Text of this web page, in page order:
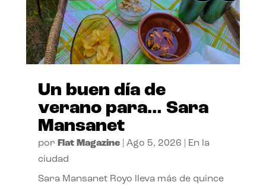
Un buen día de
verano para… Sara
Mansanet
por Flat Magazine| Ago 5, 2026
En la
ciudad
Sara Mansanet Royo lleva más de quince